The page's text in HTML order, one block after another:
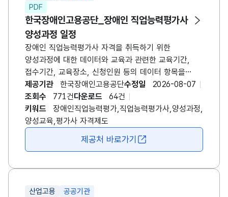
PDF
한국장애인고용공단_장애인 직업능력평가사
양성과정 일정
장애인 직업능력평가사 자격을 취득하기 위한
양성과정에 대한 데이터와 교육과 관련한 교육기간,
접수기간, 교육장소, 신청인원 등의 데이터 항목을
포함합니다. 교육운영 방식에 따라 교육기간 및 방법 등
해당 데이터는 매년 상이할 수 있으며, 연 1회 모집시
(4~5월경) 데이터가 갱신됩니다. [장애인
직업능력평가사 양성과정 개요] - 대상자: 재활,
특수교육, 심리, 작업치료, 물리치료, 사회복지 관련
분야 학사 이상의 학위 소지자 - 교육과목: 5과목(세부
자세한 사항은 매년 게시되는 공지사항에서 확인하시기
제공기관 한국장애인고용공단수정일
2026-08-07
조회수
771건다운로드
64건
키워드
장애인직업능력평가,직업능력평가사,양성과정,
양성교육,평가사 자격제도
새창 열림
제공처 바로가기
산업고용
공공기관